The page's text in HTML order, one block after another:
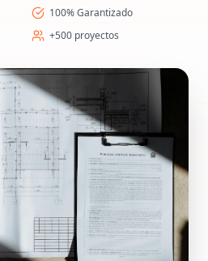
100% Garantizado
+500 proyectos